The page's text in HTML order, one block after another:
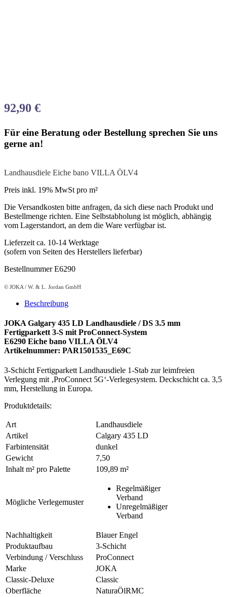
92,90 €
Für eine Beratung oder Bestellung sprechen Sie uns
gerne an!
Landhausdiele Eiche bano VILLA ÖLV4
Preis inkl. 19% MwSt pro m²
Die Versandkosten bitte anfragen, da sich diese nach Produkt und
Bestellmenge richten. Eine Selbstabholung ist möglich, abhängig
vom Lagerstandort, an dem die Ware verfügbar ist.
Lieferzeit ca. 10-14 Werktage
(sofern von Seiten des Herstellers lieferbar)
Bestellnummer E6290
© JOKA / W. & L. Jordan GmbH
Beschreibung
JOKA Galgary 435 LD Landhausdiele / DS 3.5 mm
Fertigparkett 3-S mit ProConnect-System
E6290 Eiche bano VILLA ÖLV4
Artikelnummer: PAR1501535_E69C
3-Schicht Fertigparkett Landhausdiele 1-Stab zur leimfreien
Verlegung mit ‚ProConnect 5G‘-Verlegesystem. Deckschicht ca. 3,5
mm, Herstellung in Europa.
Produktdetails:
Art
Landhausdiele
Artikel
Calgary 435 LD
Farbintensität
dunkel
Gewicht
7,50
Inhalt m² pro Palette
109,89 m²
Mögliche Verlegemuster
Regelmäßiger
Verband
Unregelmäßiger
Verband
Nachhaltigkeit
Blauer Engel
Produktaufbau
3-Schicht
Verbindung / Verschluss
ProConnect
Marke
JOKA
Classic-Deluxe
Classic
Oberfläche
NaturaÖlRMC